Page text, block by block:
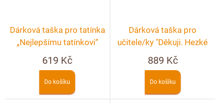
Dárková taška pro tatínka
„Nejlepšímu tatínkovi“
619 Kč
Do košíku
Dárková taška pro
učitele/ky "Děkuji. Hezké
prázdniny"
889 Kč
Do košíku